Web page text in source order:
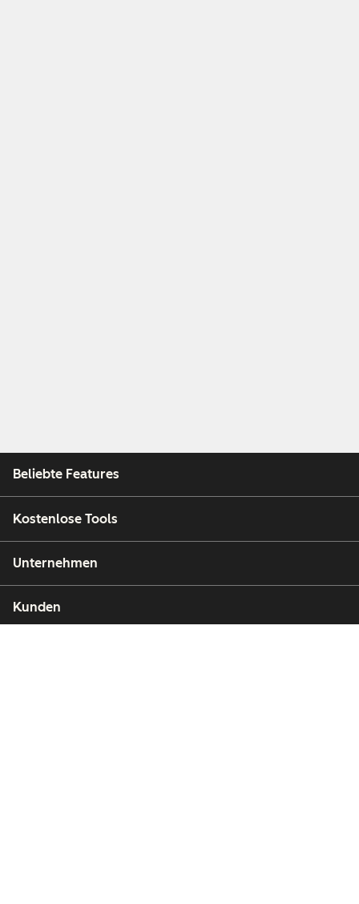
Beliebte Features
Kostenlose Tools
Unternehmen
Kunden